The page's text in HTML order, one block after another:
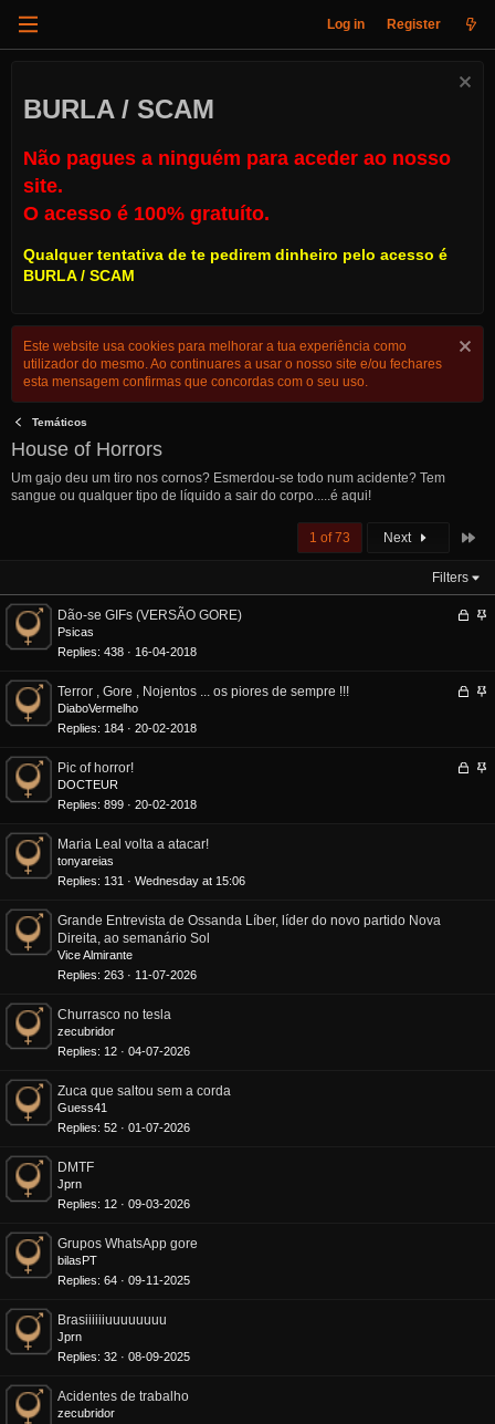
Log in Register
BURLA / SCAM
Não pagues a ninguém para aceder ao nosso
site.
O acesso é 100% gratuíto.
Qualquer tentativa de te pedirem dinheiro pelo acesso é
BURLA / SCAM
Este website usa cookies para melhorar a tua experiência como
utilizador do mesmo. Ao continuares a usar o nosso site e/ou fechares
esta mensagem confirmas que concordas com o seu uso.
Temáticos
House of Horrors
Um gajo deu um tiro nos cornos? Esmerdou-se todo num acidente? Tem
sangue ou qualquer tipo de líquido a sair do corpo.....é aqui!
1 of 73 Next
Filters
L
e
S
k
Dão-se GIFs (VERSÃO GORE)
Psicas
Replies 438 16-04-2018
L
e
S
k
Terror , Gore , Nojentos ... os piores de sempre !!!
DiaboVermelho
Replies
184 20-02-2018
L
S
Pic of horror!
DOCTEUR
Replies 899 20-02-2018
Maria Leal volta a atacar!
tonyareias
Replies
131 Wednesday at 15:06
Grande Entrevista de Ossanda Líber, líder do novo partido Nova
Direita, ao semanário Sol
Vice Almirante
Replies 263 11-07-2026
Churrasco no tesla
zecubridor
Replies
12 04-07-2026
Zuca que saltou sem a corda
Guess41
Replies 52 01-07-2026
DMTF
Jprn
Replies
12 09-03-2026
Grupos WhatsApp gore
bilasPT
Replies 64 09-11-2025
Brasiiiiiiuuuuuuuu
Jprn
Replies 32 08-09-2025
Acidentes de trabalho
zecubridor